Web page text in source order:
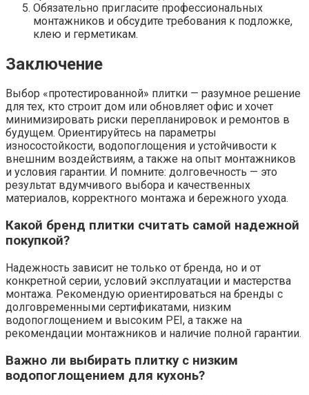
Обязательно пригласите профессиональных
монтажников и обсудите требования к подложке,
клею и герметикам.
Заключение
Выбор «протестированной» плитки — разумное решение
для тех, кто строит дом или обновляет офис и хочет
минимизировать риски перепланировок и ремонтов в
будущем. Ориентируйтесь на параметры
износостойкости, водопоглощения и устойчивости к
внешним воздействиям, а также на опыт монтажников
и условия гарантии. И помните: долговечность — это
результат вдумчивого выбора и качественных
материалов, корректного монтажа и бережного ухода.
Какой бренд плитки считать самой надежной
покупкой?
Надежность зависит не только от бренда, но и от
конкретной серии, условий эксплуатации и мастерства
монтажа. Рекомендую ориентироваться на бренды с
долговременными сертификатами, низким
водопоглощением и высоким PEI, а также на
рекомендации монтажников и наличие полной гарантии.
Важно ли выбирать плитку с низким
водопоглощением для кухонь?